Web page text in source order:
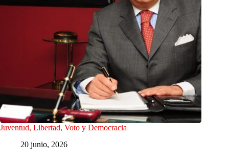
Juventud, Libertad, Voto y Democracia
20 junio, 2026